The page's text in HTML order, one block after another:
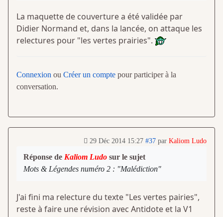
La maquette de couverture a été validée par
Didier Normand et, dans la lancée, on attaque les
relectures pour "les vertes prairies".
Connexion ou Créer un compte pour participer à la
conversation.
29 Déc 2014 15:27 #37 par Kaliom Ludo
Réponse de Kaliom Ludo sur le sujet
Mots & Légendes numéro 2 : "Malédiction"
J'ai fini ma relecture du texte "Les vertes pairies",
reste à faire une révision avec Antidote et la V1